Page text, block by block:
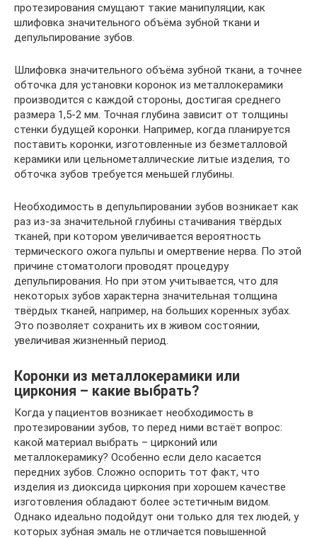
протезирования смущают такие манипуляции, как
шлифовка значительного объёма зубной ткани и
депульпирование зубов.
Шлифовка значительного объёма зубной ткани, а точнее
обточка для установки коронок из металлокерамики
производится с каждой стороны, достигая среднего
размера 1,5-2 мм. Точная глубина зависит от толщины
стенки будущей коронки. Например, когда планируется
поставить коронки, изготовленные из безметалловой
керамики или цельнометаллические литые изделия, то
обточка зубов требуется меньшей глубины.
Необходимость в депульпировании зубов возникает как
раз из-за значительной глубины стачивания твёрдых
тканей, при котором увеличивается вероятность
термического ожога пульпы и омертвение нерва. По этой
причине стоматологи проводят процедуру
депульпирования. Но при этом учитывается, что для
некоторых зубов характерна значительная толщина
твёрдых тканей, например, на больших коренных зубах.
Это позволяет сохранить их в живом состоянии,
увеличивая жизненный период.
Коронки из металлокерамики или
циркония – какие выбрать?
Когда у пациентов возникает необходимость в
протезировании зубов, то перед ними встаёт вопрос:
какой материал выбрать – цирконий или
металлокерамику? Особенно если дело касается
передних зубов. Сложно оспорить тот факт, что
изделия из диоксида циркония при хорошем качестве
изготовления обладают более эстетичным видом.
Однако идеально подойдут они только для тех людей, у
которых зубная эмаль не отличается повышенной